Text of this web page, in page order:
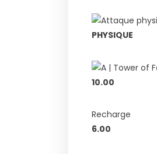
PHYSIQUE
10.00
Recharge
6.00